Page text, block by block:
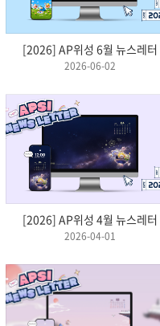
[2026] AP위성 6월 뉴스레터
2026-06-02
[2026] AP위성 4월 뉴스레터
2026-04-01